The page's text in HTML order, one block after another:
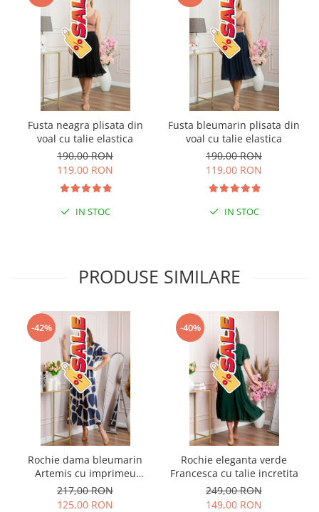
Fusta neagra plisata din
voal cu talie elastica
190,00 RON
119,00 RON
IN STOC
Fusta bleumarin plisata din
voal cu talie elastica
190,00 RON
119,00 RON
IN STOC
PRODUSE SIMILARE
-42%
Rochie dama bleumarin
Artemis cu imprimeu
abstract si cordon in talie
217,00 RON
125,00 RON
-40%
Rochie eleganta verde
Francesca cu talie incretita
249,00 RON
149,00 RON